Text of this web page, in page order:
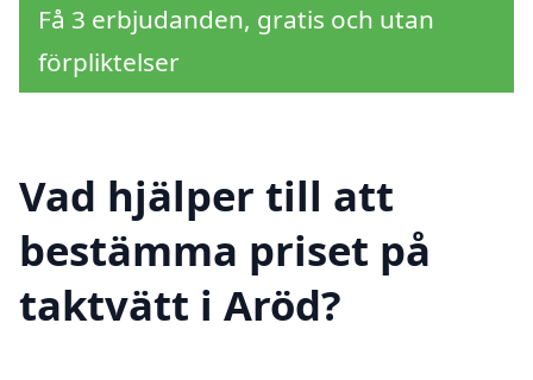
Få 3 erbjudanden, gratis och utan
förpliktelser
Vad hjälper till att
bestämma priset på
taktvätt i Aröd?